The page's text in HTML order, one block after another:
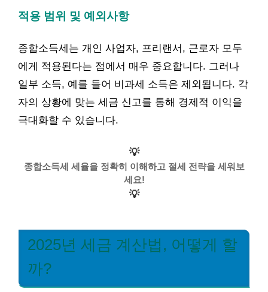
적용 범위 및 예외사항
종합소득세는 개인 사업자, 프리랜서, 근로자 모두
에게 적용된다는 점에서 매우 중요합니다. 그러나
일부 소득, 예를 들어 비과세 소득은 제외됩니다. 각
자의 상황에 맞는 세금 신고를 통해 경제적 이익을
극대화할 수 있습니다.
💡
종합소득세 세율을 정확히 이해하고 절세 전략을 세워보
세요!
💡
2025년 세금 계산법, 어떻게 할
까?